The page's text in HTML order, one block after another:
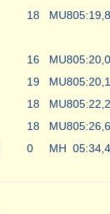
18 MU805:19,8
16 MU805:20,0
19 MU805:20,1
18 MU805:22,2
18 MU805:26,6
0 MH 05:34,4